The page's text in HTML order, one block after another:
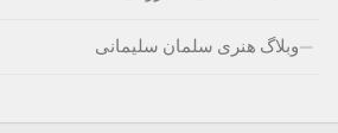
وبلاگ هنری سلمان سلیمانی